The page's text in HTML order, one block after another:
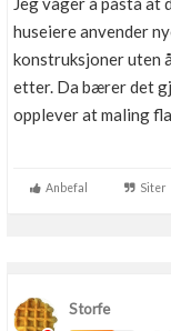
huseiere anvender
konstruksjoner uten
etter. Da bærer det
opplever at maling
Anbefal Siter
Storfe